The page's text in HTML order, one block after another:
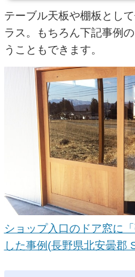
テーブル天板や棚板とし
ラス。もちろん下記事例
うこともできます。
ショップ入口のドア窓に
した事例(長野県北安曇郡